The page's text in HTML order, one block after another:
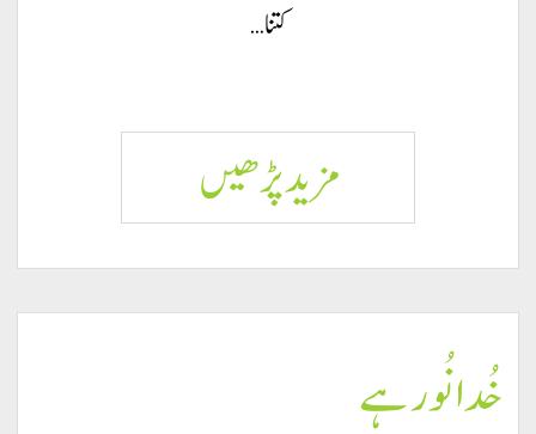
کتنا…
مزید پڑھيں
ہمیشہ
ہمارے
خُدا نُور ہے